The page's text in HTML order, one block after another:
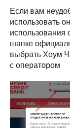
Если вам
использовать
шапке
выбрать Хоум
с оператором